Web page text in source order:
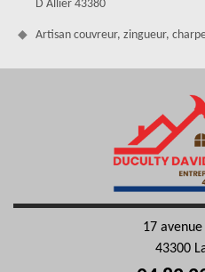
D Allier 43380
Artisan couvreur, zingueur,
17
43300